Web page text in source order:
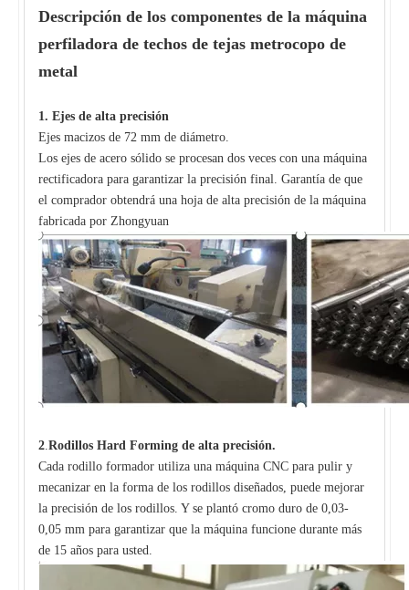
Descripción de los componentes de la máquina
perfiladora de techos de tejas metrocopo de
metal
1. Ejes de alta precisión
Ejes macizos de 72 mm de diámetro.
Los ejes de acero sólido se procesan dos veces con una máquina
rectificadora para garantizar la precisión final. Garantía de que
el comprador obtendrá una hoja de alta precisión de la máquina
fabricada por Zhongyuan
2.Rodillos Hard Forming de alta precisión.
Cada rodillo formador utiliza una máquina CNC para pulir y
mecanizar en la forma de los rodillos diseñados, puede mejorar
la precisión de los rodillos. Y se plantó cromo duro de 0,03-
0,05 mm para garantizar que la máquina funcione durante más
de 15 años para usted.